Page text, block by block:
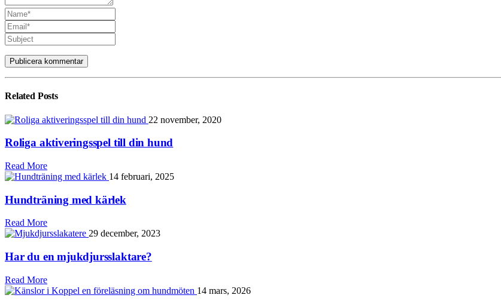
Related Posts
22 november, 2020
Roliga aktiveringsspel till din hund
Read More
14 februari, 2025
Hundträning med kärlek
Read More
29 december, 2023
Har du en mjukdjursslaktare?
Read More
14 mars, 2026